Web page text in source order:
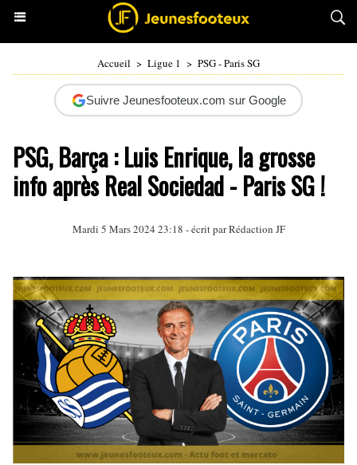
Accueil > Ligue 1 > PSG - Paris SG
Suivre Jeunesfooteux.com sur Google
PSG, Barça : Luis Enrique, la grosse
info après Real Sociedad - Paris SG !
Mardi 5 Mars 2024 23:18 - écrit par Rédaction JF